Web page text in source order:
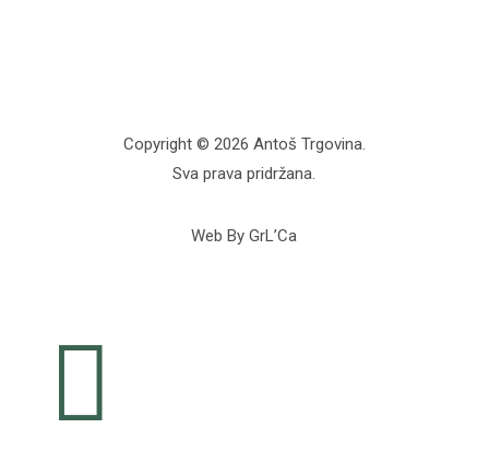
Copyright © 2026 Antoš Trgovina.
Sva prava pridržana.
Web By GrL’Ca
